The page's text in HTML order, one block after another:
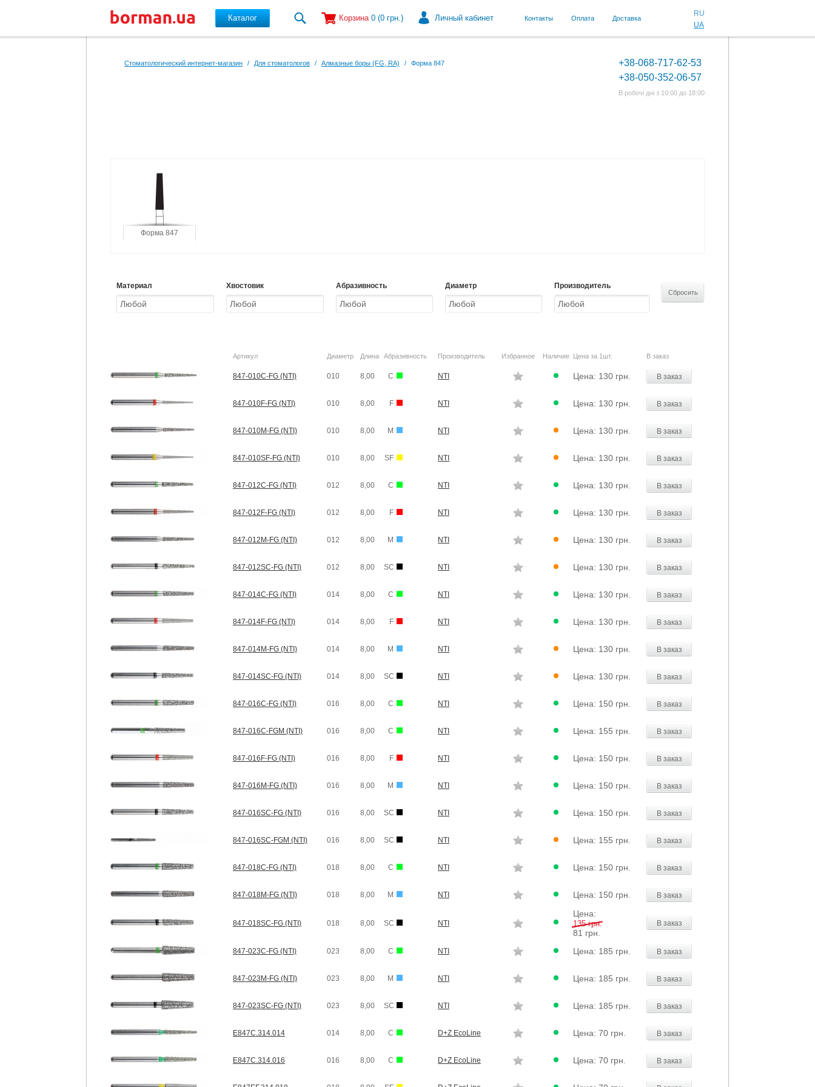
Каталог Корзина 0 (0 грн.) Личный кабинет Контакты Оплата Доставка
RU
UA
Стоматологический интернет-магазин / Для стоматологов / Алмазные боры (FG, RA) / Форма 847
+38-068-717-62-53
+38-050-352-06-57
В робочі дні з 10:00 до 18:00
Форма 847
Материал Хвостовик Абразивность Диаметр Производитель
Артикул Диаметр Длина Абразивность Производитель Избранное Наличие Цена за 1шт. В заказ
847-010C-FG (NTI) 010 8,00 C NTI Цена: 130 грн. В заказ
847-010F-FG (NTI) 010 8,00 F NTI Цена: 130 грн. В заказ
847-010M-FG (NTI) 010 8,00 M NTI Цена: 130 грн. В заказ
847-010SF-FG (NTI) 010 8,00 SF NTI Цена: 130 грн. В заказ
847-012C-FG (NTI) 012 8,00 C NTI Цена: 130 грн. В заказ
847-012F-FG (NTI) 012 8,00 F NTI Цена: 130 грн. В заказ
847-012M-FG (NTI) 012 8,00 M NTI Цена: 130 грн. В заказ
847-012SC-FG (NTI) 012 8,00 SC NTI Цена: 130 грн. В заказ
847-014C-FG (NTI) 014 8,00 C NTI Цена: 130 грн. В заказ
847-014F-FG (NTI) 014 8,00 F NTI Цена: 130 грн. В заказ
847-014M-FG (NTI) 014 8,00 M NTI Цена: 130 грн. В заказ
847-014SC-FG (NTI) 014 8,00 SC NTI Цена: 130 грн. В заказ
847-016C-FG (NTI) 016 8,00 C NTI Цена: 150 грн. В заказ
847-016C-FGM (NTI) 016 8,00 C NTI Цена: 155 грн. В заказ
847-016F-FG (NTI) 016 8,00 F NTI Цена: 150 грн. В заказ
847-016M-FG (NTI) 016 8,00 M NTI Цена: 150 грн. В заказ
847-016SC-FG (NTI) 016 8,00 SC NTI Цена: 150 грн. В заказ
847-016SC-FGM (NTI) 016 8,00 SC NTI Цена: 155 грн. В заказ
847-018C-FG (NTI) 018 8,00 C NTI Цена: 150 грн. В заказ
847-018M-FG (NTI) 018 8,00 M NTI Цена: 150 грн. В заказ
847-018SC-FG (NTI) 018 8,00 SC NTI
Цена:
135 грн.
81 грн.
В заказ
847-023C-FG (NTI) 023 8,00 C NTI Цена: 185 грн. В заказ
847-023M-FG (NTI) 023 8,00 M NTI Цена: 185 грн. В заказ
847-023SC-FG (NTI) 023 8,00 SC NTI Цена: 185 грн. В заказ
E847C.314.014 014 8,00 C D+Z EcoLine Цена: 70 грн. В заказ
E847C.314.016 016 8,00 C D+Z EcoLine Цена: 70 грн. В заказ